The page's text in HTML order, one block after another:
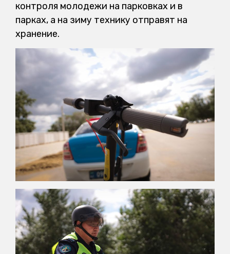
контроля молодежи на парковках и в
парках, а на зиму технику отправят на
хранение.